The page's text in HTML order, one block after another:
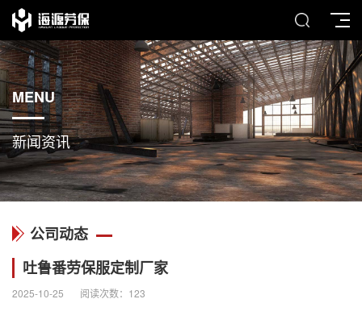
MENU
新闻资讯
公司动态
吐鲁番劳保服定制厂家
2025-10-25 阅读次数： 123